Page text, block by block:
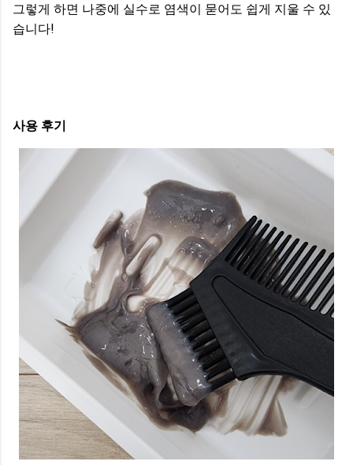
그렇게 하면 나중에 실수로 염색이 묻어도 쉽게 지울 수 있
습니다!
사용 후기